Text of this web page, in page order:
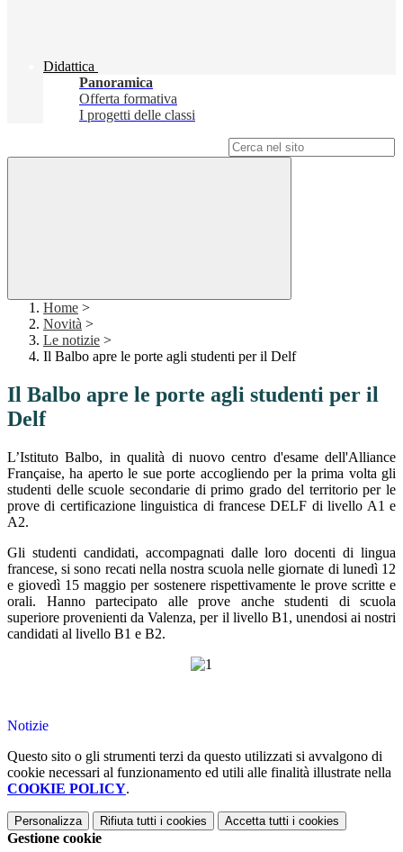
Didattica
Panoramica
Offerta formativa
I progetti delle classi
Home >
Novità >
Le notizie >
Il Balbo apre le porte agli studenti per il Delf
Il Balbo apre le porte agli studenti per il
Delf
L’Istituto Balbo, in qualità di nuovo centro d'esame dell'Alliance
Française, ha aperto le sue porte accogliendo per la prima volta gli
studenti delle scuole secondarie di primo grado del territorio per le
prove di certificazione linguistica di francese DELF di livello A1 e
A2.
Gli studenti candidati, accompagnati dalle loro docenti di lingua
francese, si sono recati nella nostra scuola nelle giornate di lunedì 12
e giovedì 15 maggio per sostenere rispettivamente le prove scritte e
orali. Hanno partecipato alle prove anche studenti di scuola
superiore provenienti da Valenza, per il livello B1, unendosi ai nostri
candidati al livello B1 e B2.
Notizie
Questo sito o gli strumenti terzi da questo utilizzati si avvalgono di
cookie necessari al funzionamento ed utili alle finalità illustrate nella
COOKIE POLICY.
Personalizza Rifiuta tutti i cookies Accetta tutti i cookies
Gestione cookie